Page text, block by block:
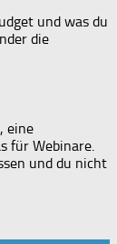
und was du
die
eine
für Webinare.
und du nicht